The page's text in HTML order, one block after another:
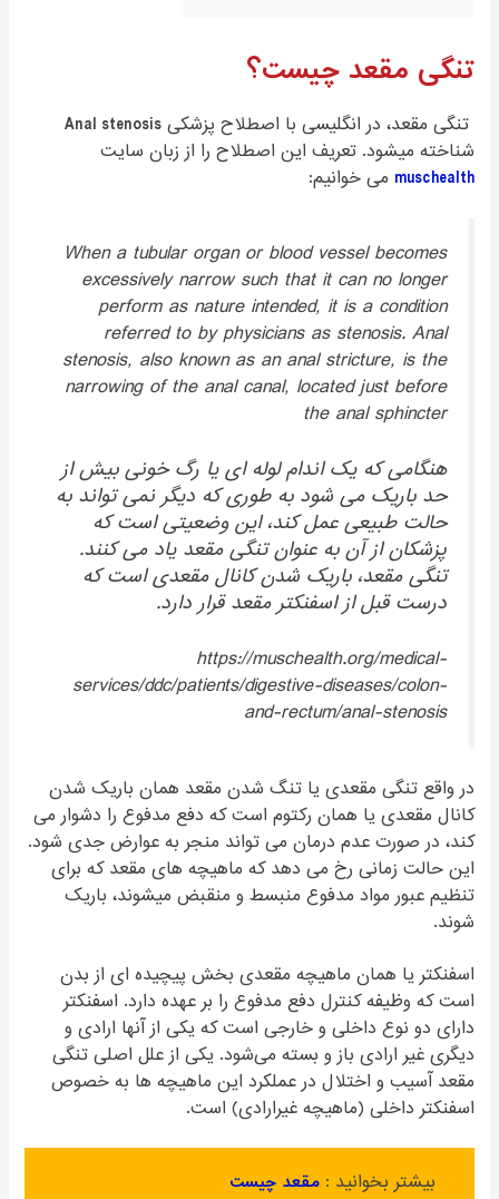
تنگی مقعد چیست؟
تنگی مقعد، در انگلیسی با اصطلاح پزشکیAnal stenosis
شناخته میشود. تعریف این اصطلاح را از زبان سایت
muschealth می خوانیم:
When a tubular organ or blood vessel becomes
excessively narrow such that it can no longer
perform as nature intended, it is a condition
referred to by physicians as stenosis. Anal
stenosis, also known as an anal stricture, is the
narrowing of the anal canal, located just before
the anal sphincter
هنگامی که یک اندام لوله ای یا رگ خونی بیش از
حد باریک می شود به طوری که دیگر نمی تواند به
حالت طبیعی عمل کند، این وضعیتی است که
پزشکان از آن به عنوان تنگی مقعد یاد می کنند.
تنگی مقعد، باریک شدن کانال مقعدی است که
درست قبل از اسفنکتر مقعد قرار دارد.
https://muschealth.org/medical-
services/ddc/patients/digestive-diseases/colon-
and-rectum/anal-stenosis
در واقع تنگی مقعدی یا تنگ شدن مقعد همان باریک شدن
کانال مقعدی یا همان رکتوم است که دفع مدفوع را دشوار می
کند، در صورت عدم درمان می تواند منجر به عوارض جدی شود.
این حالت زمانی رخ می دهد که ماهیچه های مقعد که برای
تنظیم عبور مواد مدفوع منبسط و منقبض میشوند، باریک
شوند.
اسفنکتر یا همان ماهیچه مقعدی بخش پیچیده ای از بدن
است که وظیفه کنترل دفع مدفوع را بر عهده دارد. اسفنکتر
دارای دو نوع داخلی و خارجی است که یکی از آنها ارادی و
دیگری غیر ارادی باز و بسته می‌شود. یکی از علل اصلی تنگی
مقعد آسیب و اختلال در عملکرد این ماهیچه ها به خصوص
اسفنکتر داخلی (ماهیچه غیرارادی) است.
بیشتر بخوانید :مقعد چیست